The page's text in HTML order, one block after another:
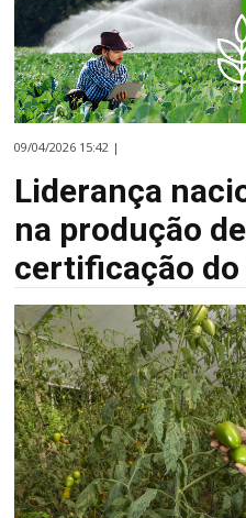
09/04/2026 15:42 |
Liderança
na produção
certificação do